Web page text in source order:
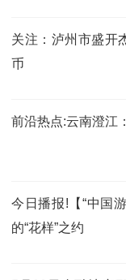
关注：泸州市盛开
币
前沿热点:云南澄江
今日播报!【“中国
的“花样”之约